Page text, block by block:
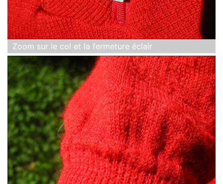
Zoom sur le col et la fermeture éclair